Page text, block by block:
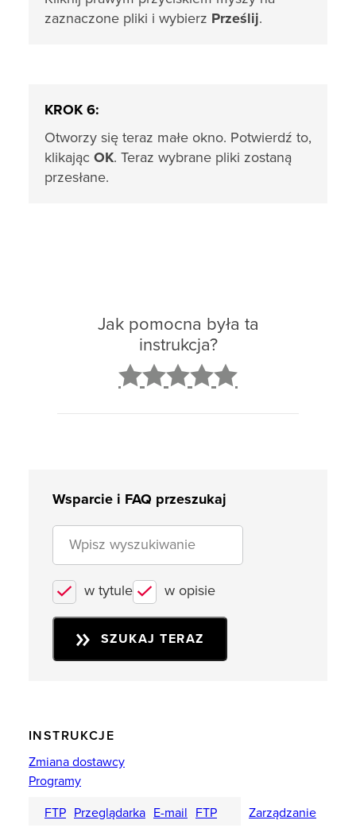
zaznaczone pliki i wybierz Prześlij.
KROK 6:
Otworzy się teraz małe okno. Potwierdź to,
klikając OK. Teraz wybrane pliki zostaną
przesłane.
Jak pomocna była ta
instrukcja?
Wsparcie i FAQ przeszukaj
w tytule w opisie
SZUKAJ TERAZ
INSTRUKCJE
Zmiana dostawcy
Programy
FTP Przeglądarka E-mail FTP
Zarządzanie